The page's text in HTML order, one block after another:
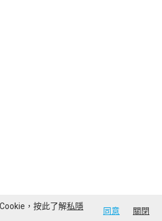
，按此了解私隱
同意 關閉